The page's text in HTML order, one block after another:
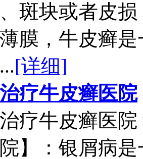
斑块或者皮
膜，牛皮癣
[详细]
疗牛皮癣医院
疗牛皮癣医
】：银屑病